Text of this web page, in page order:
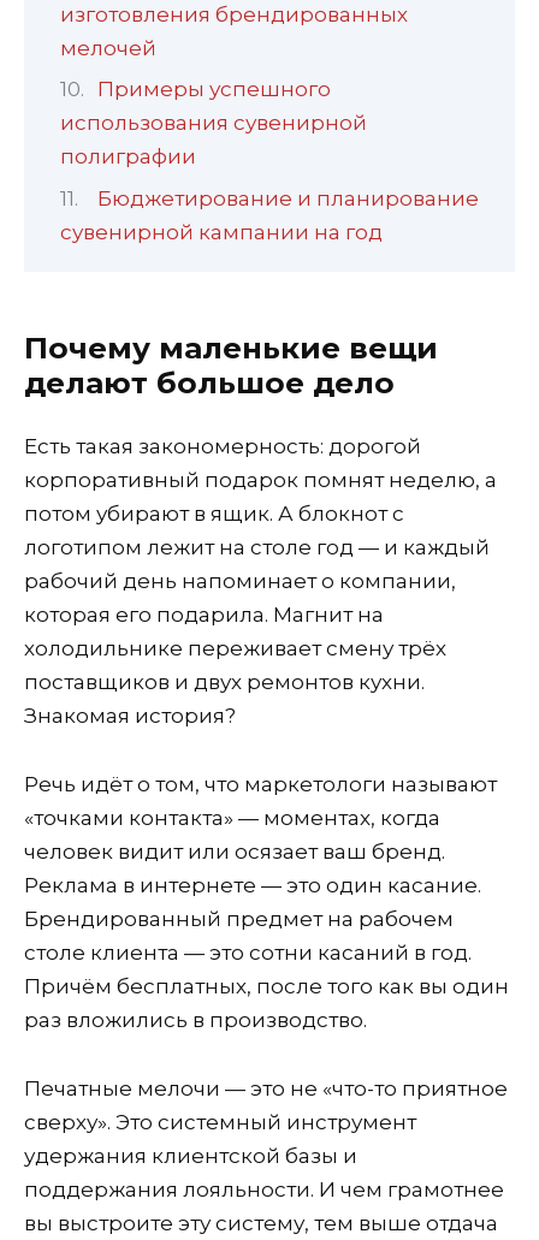
изготовления брендированных
мелочей
Примеры успешного
использования сувенирной
полиграфии
Бюджетирование и планирование
сувенирной кампании на год
Почему маленькие вещи
делают большое дело
Есть такая закономерность: дорогой
корпоративный подарок помнят неделю, а
потом убирают в ящик. А блокнот с
логотипом лежит на столе год — и каждый
рабочий день напоминает о компании,
которая его подарила. Магнит на
холодильнике переживает смену трёх
поставщиков и двух ремонтов кухни.
Знакомая история?
Речь идёт о том, что маркетологи называют
«точками контакта» — моментах, когда
человек видит или осязает ваш бренд.
Реклама в интернете — это один касание.
Брендированный предмет на рабочем
столе клиента — это сотни касаний в год.
Причём бесплатных, после того как вы один
раз вложились в производство.
Печатные мелочи — это не «что-то приятное
сверху». Это системный инструмент
удержания клиентской базы и
поддержания лояльности. И чем грамотнее
вы выстроите эту систему, тем выше отдача